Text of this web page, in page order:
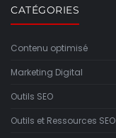
CATÉGORIES
Contenu optimisé
Marketing Digital
Outils SEO
Outils et Ressources SEO